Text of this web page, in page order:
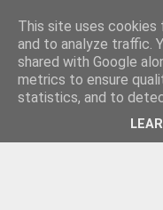
This site uses
and to analyze traffic.
shared with Google
metrics to ensure
statistics, and to